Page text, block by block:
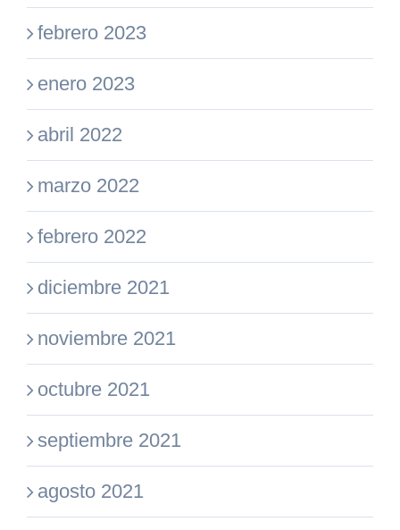
febrero 2023
enero 2023
abril 2022
marzo 2022
febrero 2022
diciembre 2021
noviembre 2021
octubre 2021
septiembre 2021
agosto 2021